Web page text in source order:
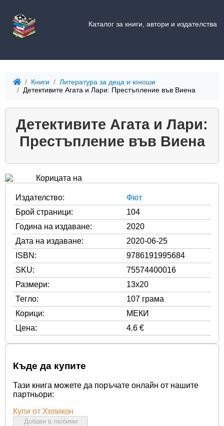
Каталог за книги, автори и издателства
Книги
Литература за деца и юноши
Детективите Агата и Лари: Престъпление във Виена
Детективите Агата и Лари:
Престъпление във Виена
Издателство:
Фют
Брой страници:
104
Година на издаване:
2020
Дата на издаване:
2020-06-25
ISBN:
9786191995684
SKU:
75574400016
Размери:
13x20
Тегло:
107 грама
Корици:
МЕКИ
Цена:
4.6 €
Къде да купите
Тази книга можете да поръчате онлайн от нашите
партньори:
Купи от Хеликон
Добави в любими